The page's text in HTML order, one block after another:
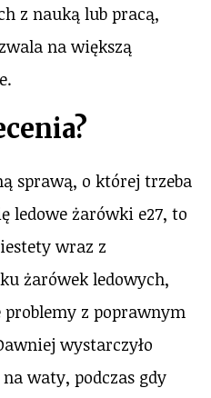
z nauką lub pracą,
na większą
sprawą, o której trzeba
ledowe żarówki e27, to
wraz z
żarówek ledowych,
problemy z poprawnym
wystarczyło
waty, podczas gdy